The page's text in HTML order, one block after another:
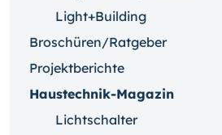
Light+Building
Broschüren/Ratgeber
Projektberichte
Haustechnik-Magazin
Lichtschalter